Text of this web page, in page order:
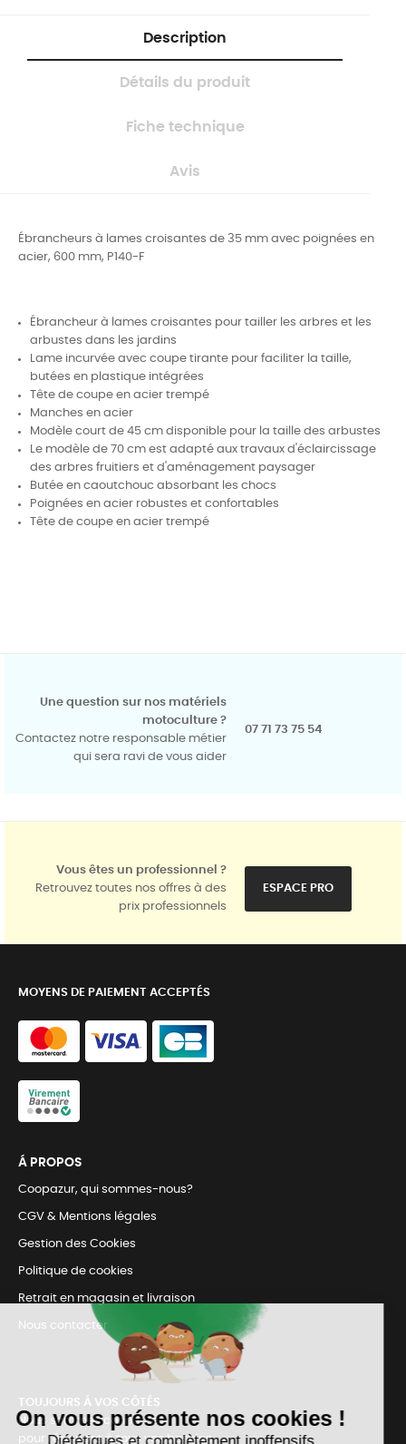
Description
Détails du produit
Fiche technique
Avis
Ébrancheurs à lames croisantes de 35 mm avec poignées en
acier, 600 mm, P140-F
Ébrancheur à lames croisantes pour tailler les arbres et les
arbustes dans les jardins
Lame incurvée avec coupe tirante pour faciliter la taille,
butées en plastique intégrées
Tête de coupe en acier trempé
Manches en acier
Modèle court de 45 cm disponible pour la taille des arbustes
Le modèle de 70 cm est adapté aux travaux d'éclaircissage
des arbres fruitiers et d'aménagement paysager
Butée en caoutchouc absorbant les chocs
Poignées en acier robustes et confortables
Tête de coupe en acier trempé
Une question sur nos matériels
motoculture ?
Contactez notre responsable métier
qui sera ravi de vous aider
07 71 73 75 54
Vous êtes un professionnel ?
Retrouvez toutes nos offres à des
prix professionnels
ESPACE PRO
MOYENS DE PAIEMENT ACCEPTÉS
Á PROPOS
Coopazur, qui sommes-nous?
CGV & Mentions légales
Gestion des Cookies
Politique de cookies
Retrait en magasin et livraison
Nous contacter
TOUJOURS Á VOS CÔTÉS
Nous sommes connectés
pour répondre à tous vos besoins